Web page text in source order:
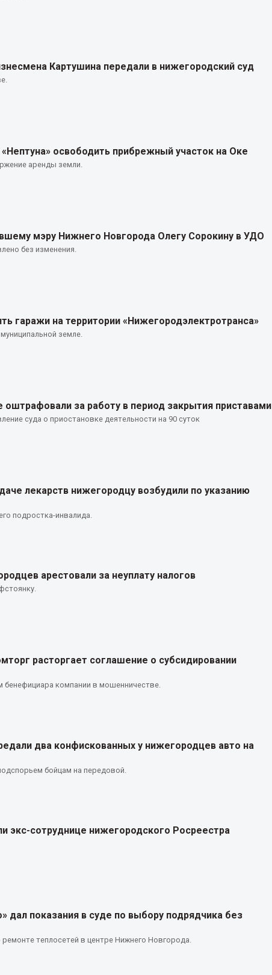
Картушина передали в нижегородский суд
освободить прибрежный участок на Оке
аренды земли.
мэру Нижнего Новгорода Олегу Сорокину в УДО
без изменения.
гаражи на территории «Нижегородэлектротранса»
земле.
за работу в период закрытия приставами
суда о приостановке деятельности на 90 суток
лекарств нижегородцу возбудили по указанию
подростка-инвалида.
арестовали за неуплату налогов
расторгает соглашение о субсидировании
бенефициара компании в мошенничестве.
два конфискованных у нижегородцев авто на
бойцам на передовой.
экс-сотруднице нижегородского Росреестра
дал показания в суде по выбору подрядчика без
теплосетей в центре Нижнего Новгорода.